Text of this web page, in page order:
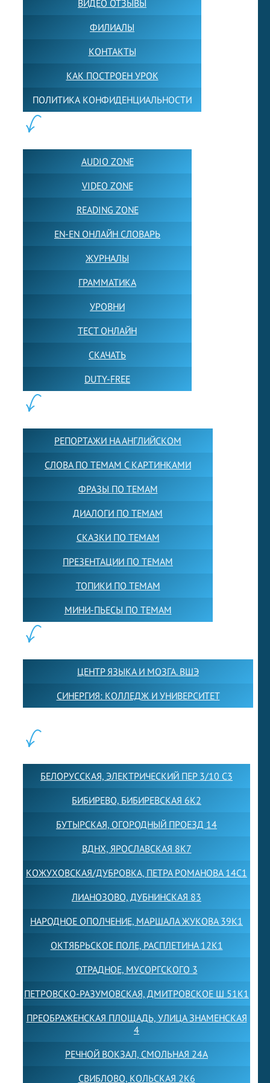
ВИДЕО ОТЗЫВЫ
ФИЛИАЛЫ
КОНТАКТЫ
КАК ПОСТРОЕН УРОК
ПОЛИТИКА КОНФИДЕНЦИАЛЬНОСТИ
AUDIO ZONE
VIDEO ZONE
READING ZONE
EN-EN ОНЛАЙН СЛОВАРЬ
ЖУРНАЛЫ
ГРАММАТИКА
УРОВНИ
ТЕСТ ОНЛАЙН
СКАЧАТЬ
DUTY-FREE
РЕПОРТАЖИ НА АНГЛИЙСКОМ
СЛОВА ПО ТЕМАМ С КАРТИНКАМИ
ФРАЗЫ ПО ТЕМАМ
ДИАЛОГИ ПО ТЕМАМ
СКАЗКИ ПО ТЕМАМ
ПРЕЗЕНТАЦИИ ПО ТЕМАМ
ТОПИКИ ПО ТЕМАМ
МИНИ-ПЬЕСЫ ПО ТЕМАМ
ЦЕНТР ЯЗЫКА И МОЗГА. ВШЭ
СИНЕРГИЯ: КОЛЛЕДЖ И УНИВЕРСИТЕТ
БЕЛОРУССКАЯ, ЭЛЕКТРИЧЕСКИЙ ПЕР 3/10 С3
БИБИРЕВО, БИБИРЕВСКАЯ 6К2
БУТЫРСКАЯ, ОГОРОДНЫЙ ПРОЕЗД 14
ВДНХ, ЯРОСЛАВСКАЯ 8К7
КОЖУХОВСКАЯ/ДУБРОВКА, ПЕТРА РОМАНОВА 14С1
ЛИАНОЗОВО, ДУБНИНСКАЯ 83
НАРОДНОЕ ОПОЛЧЕНИЕ, МАРШАЛА ЖУКОВА 39К1
ОКТЯБРЬСКОЕ ПОЛЕ, РАСПЛЕТИНА 12К1
ОТРАДНОЕ, МУСОРГСКОГО 3
ПЕТРОВСКО-РАЗУМОВСКАЯ, ДМИТРОВСКОЕ Ш 51К1
ПРЕОБРАЖЕНСКАЯ ПЛОЩАДЬ, УЛИЦА ЗНАМЕНСКАЯ
4
РЕЧНОЙ ВОКЗАЛ, СМОЛЬНАЯ 24А
СВИБЛОВО, КОЛЬСКАЯ 2К6